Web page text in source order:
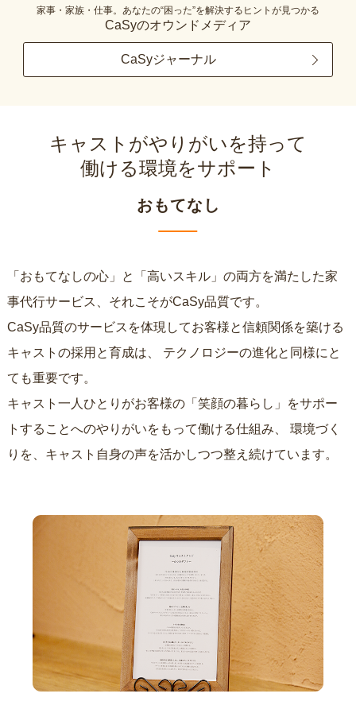
家事・家族・仕事。あなたの“困った”を解決するヒントが見つかる
CaSyのオウンドメディア
CaSyジャーナル
キャストがやりがいを持って
働ける環境をサポート
おもてなし
「おもてなしの心」と「高いスキル」の両方を満たした家
事代行サービス、それこそがCaSy品質です。
CaSy品質のサービスを体現してお客様と信頼関係を築ける
キャストの採用と育成は、
ても重要です。
キャスト一人ひとりがお客様の「笑顔の暮らし」をサポー
トすることへのやりがいをもって働ける仕組み、
りを、キャスト自身の声を活かしつつ整え続けています。